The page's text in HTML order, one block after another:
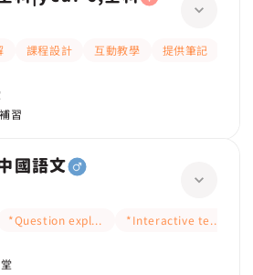
課程設計 互動教學 提供筆記
習
國語文
*Question explanation*Interactive teaching